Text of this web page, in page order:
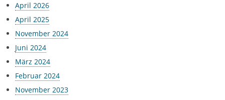
April 2026
April 2025
November 2024
Juni 2024
März 2024
Februar 2024
November 2023